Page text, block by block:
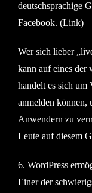
deutschsprachige
Facebook. (Link)
Wer sich lieber
kann auf eines der
handelt es sich um
anmelden können,
Anwendern zu
Leute auf diesem
6. WordPress
Einer der